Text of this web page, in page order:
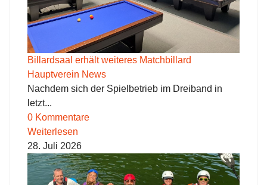
Billardsaal erhält weiteres Matchbillard
Hauptverein News
Nachdem sich der Spielbetrieb im Dreiband in
letzt...
0 Kommentare
Weiterlesen
28. Juli 2026